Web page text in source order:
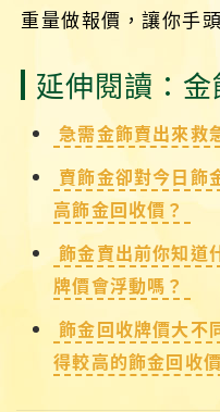
重量做報價，讓你手
延伸閱讀：
急需金飾賣出來救
賣飾金卻對今日飾
高飾金回收價？
飾金賣出前你知道
牌價會浮動嗎？
飾金回收牌價大不
得較高的飾金回收